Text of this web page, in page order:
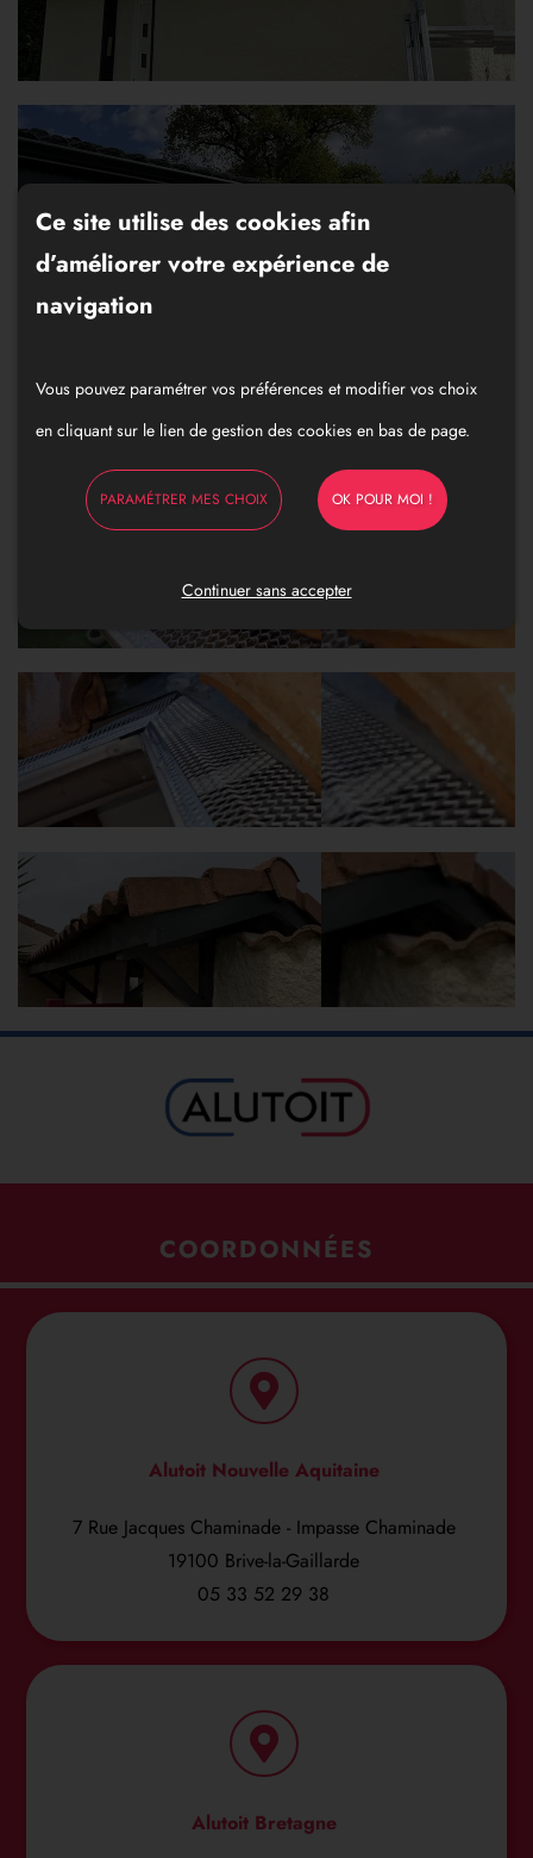
COORDONNÉES
Alutoit Nouvelle Aquitaine
7 Rue Jacques Chaminade - Impasse Chaminade
19100 Brive-la-Gaillarde
05 33 52 29 38
Alutoit Bretagne
Ce site utilise des cookies afin
d’améliorer votre expérience de
navigation
Vous pouvez paramétrer vos préférences et modifier vos choix
en cliquant sur le lien de gestion des cookies en bas de page.
PARAMÉTRER MES CHOIX OK POUR MOI !
Continuer sans accepter